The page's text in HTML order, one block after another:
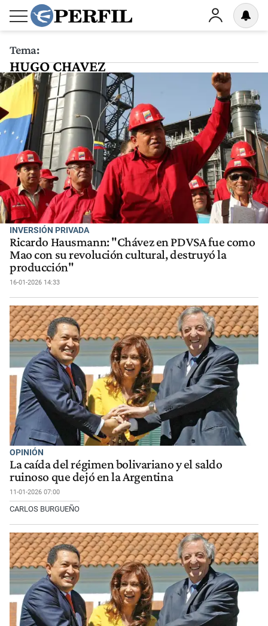
Tema:
HUGO CHAVEZ
INVERSIÓN PRIVADA
Ricardo Hausmann: "Chávez en PDVSA fue como
Mao con su revolución cultural, destruyó la
producción"
16-01-2026 14:33
OPINIÓN
La caída del régimen bolivariano y el saldo
ruinoso que dejó en la Argentina
11-01-2026 07:00
CARLOS BURGUEÑO